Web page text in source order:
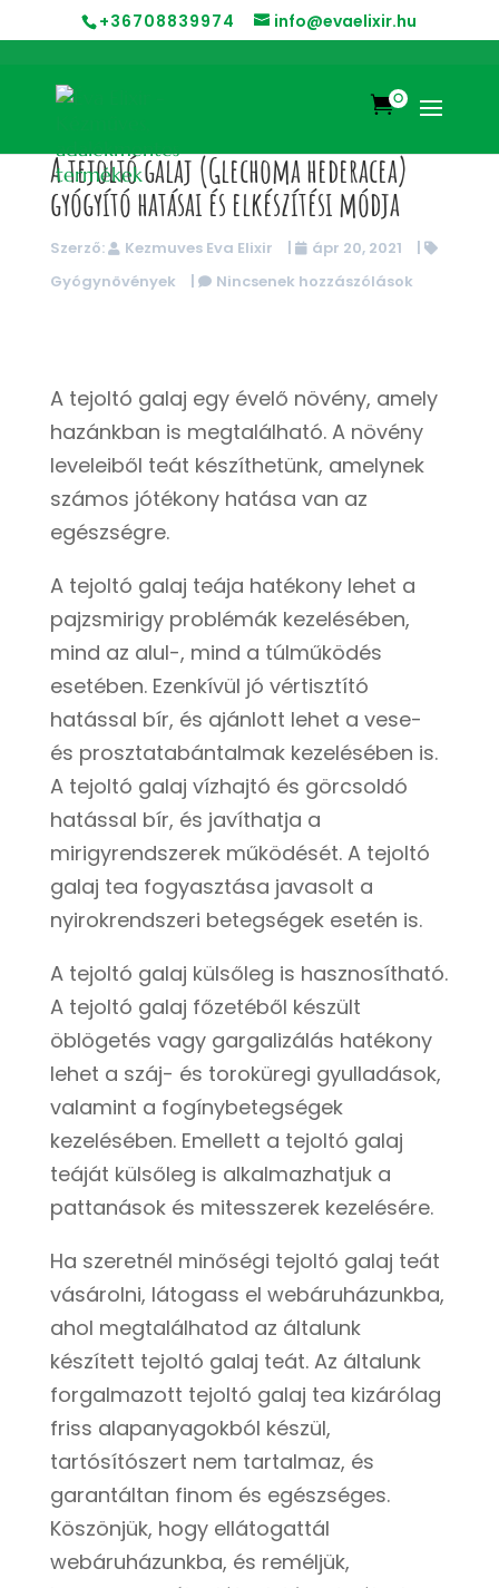
+36708839974 info@evaelixir.hu
0
A tejoltó galaj (Glechoma hederacea)
gyógyító hatásai és elkészítési módja
Szerző: Kezmuves Eva Elixir | ápr 20, 2021
|
Gyógynövények
| Nincsenek hozzászólások
A tejoltó galaj egy évelő növény, amely
hazánkban is megtalálható. A növény
leveleiből teát készíthetünk, amelynek
számos jótékony hatása van az
egészségre.
A tejoltó galaj teája hatékony lehet a
pajzsmirigy problémák kezelésében,
mind az alul-, mind a túlműködés
esetében. Ezenkívül jó vértisztító
hatással bír, és ajánlott lehet a vese-
és prosztatabántalmak kezelésében is.
A tejoltó galaj vízhajtó és görcsoldó
hatással bír, és javíthatja a
mirigyrendszerek működését. A tejoltó
galaj tea fogyasztása javasolt a
nyirokrendszeri betegségek esetén is.
A tejoltó galaj külsőleg is hasznosítható.
A tejoltó galaj főzetéből készült
öblögetés vagy gargalizálás hatékony
lehet a száj- és toroküregi gyulladások,
valamint a fogínybetegségek
kezelésében. Emellett a tejoltó galaj
teáját külsőleg is alkalmazhatjuk a
pattanások és mitesszerek kezelésére.
Ha szeretnél minőségi tejoltó galaj teát
vásárolni, látogass el webáruházunkba,
ahol megtalálhatod az általunk
készített tejoltó galaj teát. Az általunk
forgalmazott tejoltó galaj tea kizárólag
friss alapanyagokból készül,
tartósítószert nem tartalmaz, és
garantáltan finom és egészséges.
Köszönjük, hogy ellátogattál
webáruházunkba, és reméljük,